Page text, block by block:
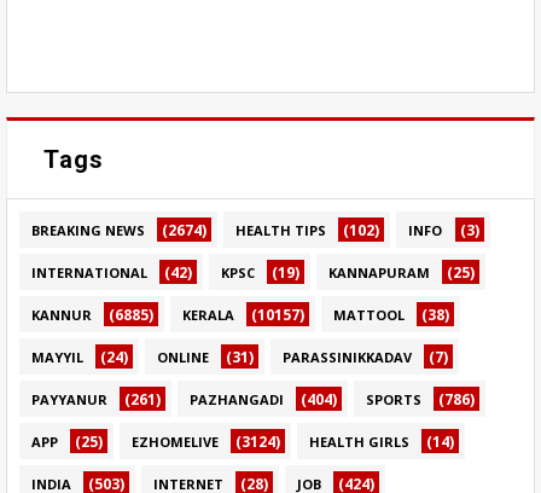
Tags
BREAKING NEWS (2674) HEALTH TIPS (102) INFO (3)
INTERNATIONAL (42) KPSC (19) KANNAPURAM (25)
KANNUR (6885) KERALA (10157) MATTOOL (38)
MAYYIL (24) ONLINE (31) PARASSINIKKADAV (7)
PAYYANUR (261) PAZHANGADI (404) SPORTS (786)
APP (25) EZHOMELIVE (3124) HEALTH GIRLS (14)
INDIA (503) INTERNET (28) JOB (424)